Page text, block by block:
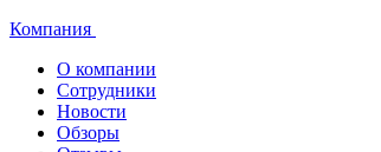
Компания
О компании
Сотрудники
Новости
Обзоры